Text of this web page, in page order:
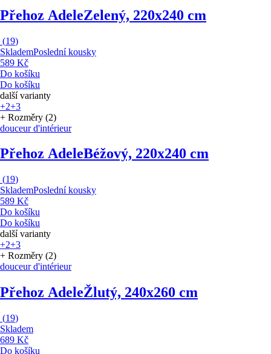
Přehoz AdeleZelený, 220x240 cm
(19)
SklademPoslední kousky
589 Kč
Do košíku
Do košíku
další varianty
+2+3
+ Rozměry (2)
douceur d'intérieur
Přehoz AdeleBéžový, 220x240 cm
(19)
SklademPoslední kousky
589 Kč
Do košíku
Do košíku
další varianty
+2+3
+ Rozměry (2)
douceur d'intérieur
Přehoz AdeleŽlutý, 240x260 cm
(19)
Skladem
689 Kč
Do košíku